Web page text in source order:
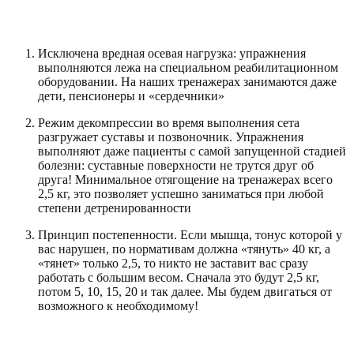
Исключена вредная осевая нагрузка: упражнения
выполняются лежа на специальном реабилитационном
оборудовании. На наших тренажерах занимаются даже
дети, пенсионеры и «сердечники»
Режим декомпрессии во время выполнения сета
разгружает суставы и позвоночник. Упражнения
выполняют даже пациенты с самой запущенной стадией
болезни: суставные поверхности не трутся друг об
друга! Минимальное отягощение на тренажерах всего
2,5 кг, это позволяет успешно заниматься при любой
степени детренированности
Принцип постепенности. Если мышца, тонус которой у
вас нарушен, по нормативам должна «тянуть» 40 кг, а
«тянет» только 2,5, то никто не заставит вас сразу
работать с большим весом. Сначала это будут 2,5 кг,
потом 5, 10, 15, 20 и так далее. Мы будем двигаться от
возможного к необходимому!